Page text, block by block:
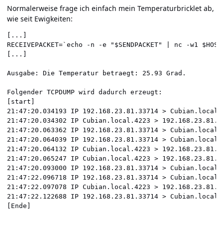
Normalerweise frage ich einfach mein Temperaturbricklet ab,
wie seit Ewigkeiten:
[...]
RECEIVEPACKET=`echo -n -e "$SENDPACKET" | nc -w1
[...]
Ausgabe: Die Temperatur betraegt: 25.93 Grad.
Folgender TCPDUMP wird dadurch erzeugt:
[start]
21:47:20.034193 IP 192.168.23.81.33714 >
21:47:20.034302 IP Cubian.local.4223 >
21:47:20.063362 IP 192.168.23.81.33714 >
21:47:20.064039 IP 192.168.23.81.33714 >
21:47:20.064132 IP Cubian.local.4223 >
21:47:20.065247 IP Cubian.local.4223 >
21:47:20.093000 IP 192.168.23.81.33714 >
21:47:22.096718 IP 192.168.23.81.33714 >
21:47:22.097078 IP Cubian.local.4223 >
21:47:22.122688 IP 192.168.23.81.33714 >